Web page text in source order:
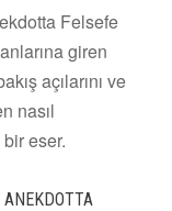
Felsefe
giren
açılarını ve
nasıl
eser.